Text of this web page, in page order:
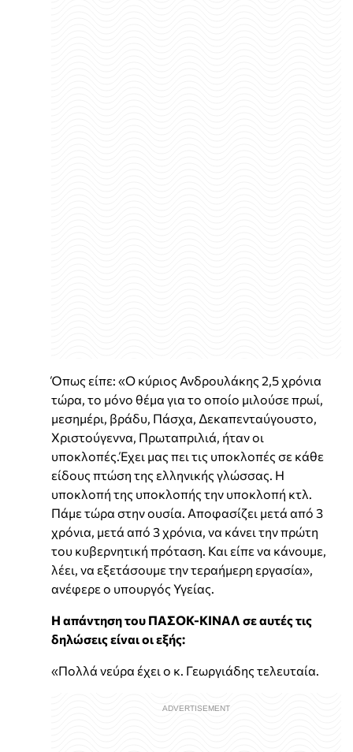
Όπως είπε: «Ο κύριος Ανδρουλάκης 2,5 χρόνια
τώρα, το μόνο θέμα για το οποίο μιλούσε πρωί,
μεσημέρι, βράδυ, Πάσχα, Δεκαπενταύγουστο,
Χριστούγεννα, Πρωταπριλιά, ήταν οι
υποκλοπές.Έχει μας πει τις υποκλοπές σε κάθε
είδους πτώση της ελληνικής γλώσσας. Η
υποκλοπή της υποκλοπής την υποκλοπή κτλ.
Πάμε τώρα στην ουσία. Αποφασίζει μετά από 3
χρόνια, μετά από 3 χρόνια, να κάνει την πρώτη
του κυβερνητική πρόταση. Και είπε να κάνουμε,
λέει, να εξετάσουμε την τεραήμερη εργασία»,
ανέφερε ο υπουργός Υγείας.
Η απάντηση του ΠΑΣΟΚ-ΚΙΝΑΛ σε αυτές τις
δηλώσεις είναι οι εξής:
«Πολλά νεύρα έχει ο κ. Γεωργιάδης τελευταία.